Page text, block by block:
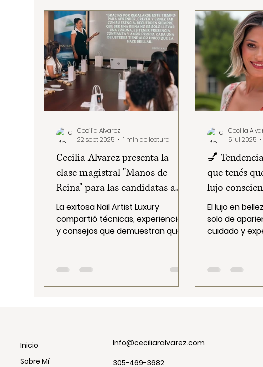
Cecilia Alvarez presenta la
clase magistral "Manos de
Reina" para las candidatas a
Miss Nicaragua
La exitosa Nail Artist Luxury
compartió técnicas, experiencias
y consejos que demuestran que
pequeños...
Cecilia Alvarez
22 sept 2025
1 min de lectura
💅
que tenés
lujo
manicura/
El lujo en
solo de
cuidado y
qué el lujo
tendencia en
Cecilia
5 jul 2025
Inicio
Sobre Mí
Info@ceciliaralvarez.com
305-469-3682